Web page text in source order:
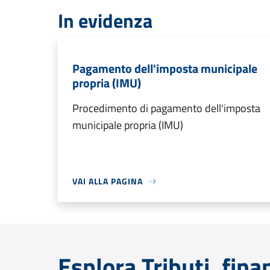
In evidenza
Pagamento dell'imposta municipale
propria (IMU)
Procedimento di pagamento dell'imposta
municipale propria (IMU)
VAI ALLA PAGINA